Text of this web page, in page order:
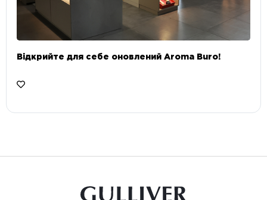
Відкрийте для себе оновлений Aroma Buro! ⠀